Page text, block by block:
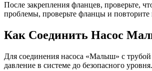
После закрепления фланцев, проверьте,
проблемы, проверьте фланцы и повторите
Как Соединить Насос
Для соединения насоса «Малыш» с
давление в системе до безопасного уровня.